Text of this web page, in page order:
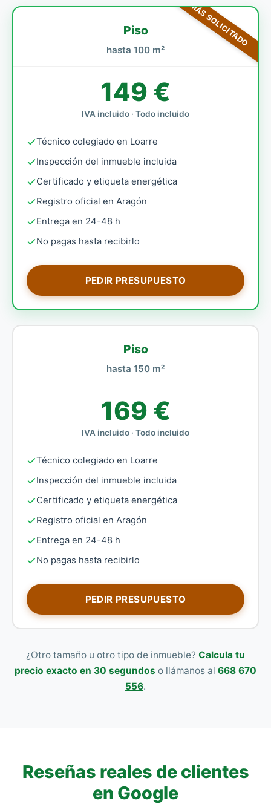
MÁS SOLICITADO
Piso
hasta 100 m²
149 €
IVA incluido · Todo incluido
Técnico colegiado en Loarre
Inspección del inmueble incluida
Certificado y etiqueta energética
Registro oficial en Aragón
Entrega en 24-48 h
No pagas hasta recibirlo
PEDIR PRESUPUESTO
Piso
hasta 150 m²
169 €
IVA incluido · Todo incluido
Técnico colegiado en Loarre
Inspección del inmueble incluida
Certificado y etiqueta energética
Registro oficial en Aragón
Entrega en 24-48 h
No pagas hasta recibirlo
PEDIR PRESUPUESTO
¿Otro tamaño u otro tipo de inmueble? Calcula tu
precio exacto en 30 segundos o llámanos al 668 670
556.
Reseñas reales de clientes
en Google